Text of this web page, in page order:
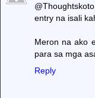
entry na isali
Meron na ako
para sa mga
Reply